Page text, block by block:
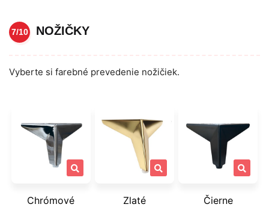
7/10 NOŽIČKY
Vyberte si farebné prevedenie nožičiek.
Chrómové Zlaté Čierne